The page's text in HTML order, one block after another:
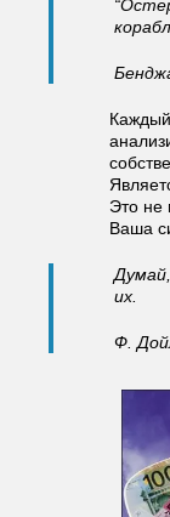
Это не
Ваша
их.
Ф.